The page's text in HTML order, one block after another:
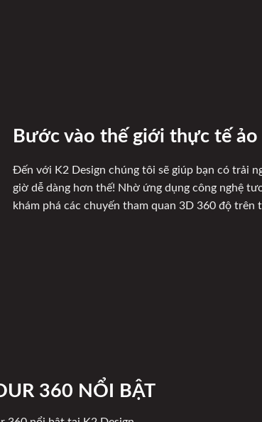
Bước vào thế giới thực tế ảo
Đến với K2 Design chúng tôi sẽ giúp bạn có trải
giờ dễ dàng hơn thế! Nhờ ứng dụng công nghệ
khám phá các chuyến tham quan 3D 360 độ trên
360 NỔI BẬT